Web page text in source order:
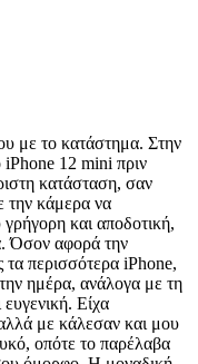
με το κατάστημα. Στην
iPhone 12 mini πριν
κατάσταση, σαν
την κάμερα να
και αποδοτική,
Όσον αφορά την
τα περισσότερα iPhone,
ημέρα, ανάλογα με τη
Είχα
με κάλεσαν και μου
οπότε το παρέλαβα